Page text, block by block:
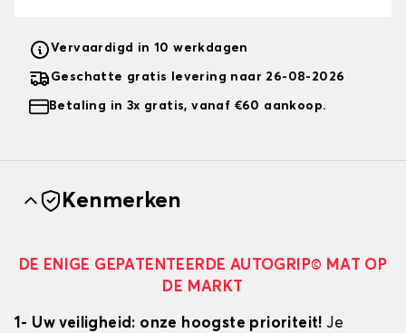
Vervaardigd in 10 werkdagen
Geschatte gratis levering naar 26-08-2026
Betaling in 3x gratis, vanaf €60 aankoop.
Kenmerken
DE ENIGE GEPATENTEERDE AUTOGRIP© MAT OP
DE MARKT
1- Uw veiligheid: onze hoogste prioriteit!Je